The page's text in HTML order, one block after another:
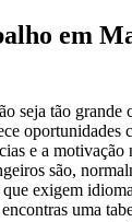
em
seja tão grande
oportunidades
e a motivação
são,
exigem
uma